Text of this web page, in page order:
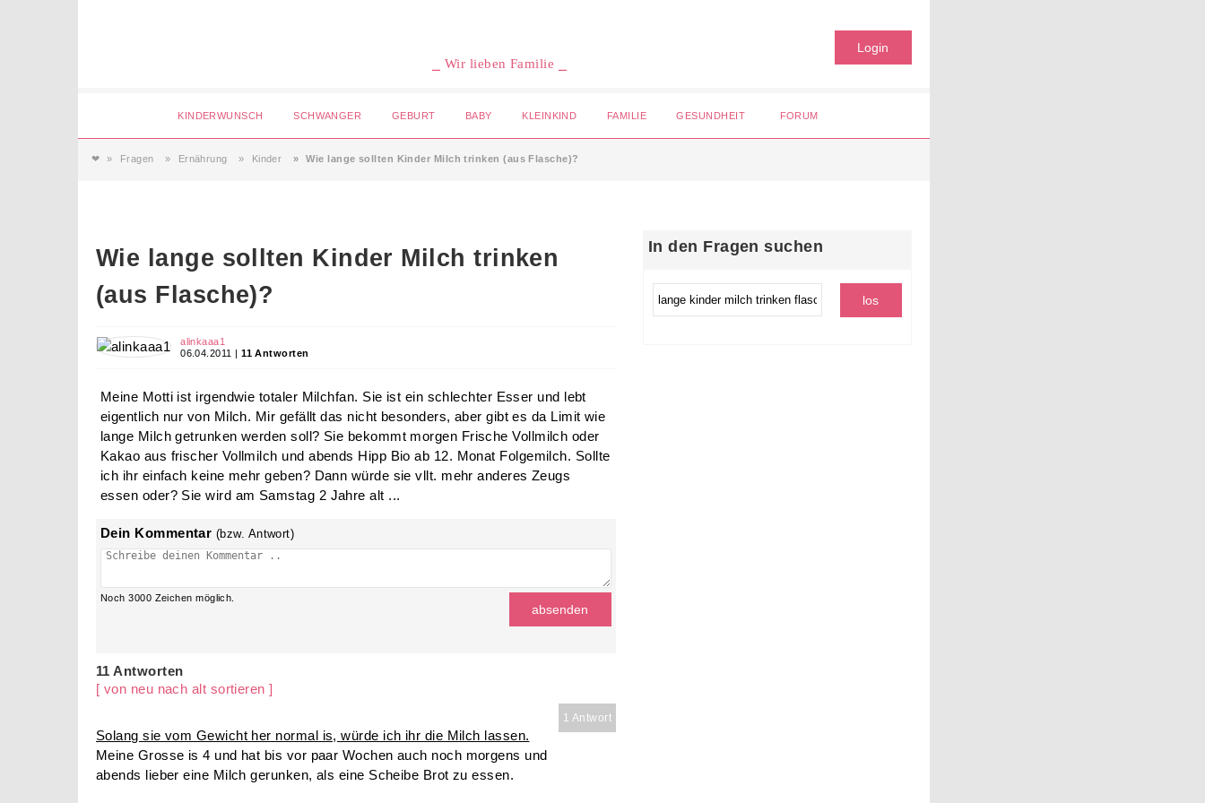
⎯ Wir lieben Familie ⎯
Login
KINDERWUNSCH SCHWANGER GEBURT BABY KLEINKIND FAMILIE GESUNDHEIT FORUM
❤ Fragen Ernährung Kinder Wie lange sollten Kinder Milch trinken (aus Flasche)?
Wie lange sollten Kinder Milch trinken
(aus Flasche)?
alinkaaa1
06.04.2011 |11 Antworten
Meine Motti ist irgendwie totaler Milchfan. Sie ist ein schlechter Esser und lebt
eigentlich nur von Milch. Mir gefällt das nicht besonders, aber gibt es da Limit wie
lange Milch getrunken werden soll? Sie bekommt morgen Frische Vollmilch oder
Kakao aus frischer Vollmilch und abends Hipp Bio ab 12. Monat Folgemilch. Sollte
ich ihr einfach keine mehr geben? Dann würde sie vllt. mehr anderes Zeugs
essen oder? Sie wird am Samstag 2 Jahre alt ...
Dein Kommentar (bzw. Antwort)
Noch3000 Zeichen möglich.
11 Antworten
[ von neu nach alt sortieren ]
1 Antwort
Solang sie vom Gewicht her normal is, würde ich ihr die Milch lassen.
Meine Grosse is 4 und hat bis vor paar Wochen auch noch morgens und
abends lieber eine Milch gerunken, als eine Scheibe Brot zu essen.
In den Fragen suchen
AGB & Impressum